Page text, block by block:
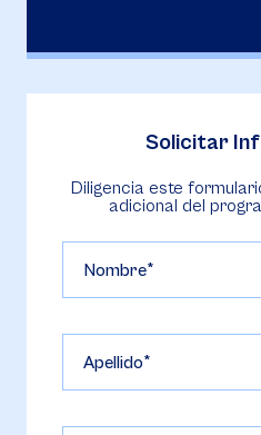
Solicitar
Diligencia este
adicional del
Nombre
Apellido